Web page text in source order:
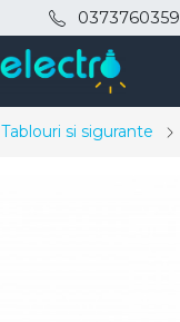
0373760359
Tablouri si sigurante